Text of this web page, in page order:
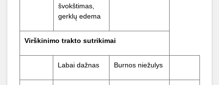
švokštimas,
gerklų edema
Virškinimo trakto sutrikimai
Labai dažnas Burnos niežulys